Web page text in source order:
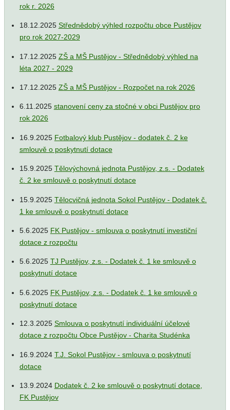
rok r. 2026
18.12.2025 Střednědobý výhled rozpočtu obce Pustějov
pro rok 2027-2029
17.12.2025 ZŠ a MŠ Pustějov - Střednědobý výhled na
léta 2027 - 2029
17.12.2025 ZŠ a MŠ Pustějov - Rozpočet na rok 2026
6.11.2025 stanovení ceny za stočné v obci Pustějov pro
rok 2026
16.9.2025 Fotbalový klub Pustějov - dodatek č. 2 ke
smlouvě o poskytnutí dotace
15.9.2025 Tělovýchovná jednota Pustějov, z.s. - Dodatek
č. 2 ke smlouvě o poskytnutí dotace
15.9.2025 Tělocvičná jednota Sokol Pustějov - Dodatek č.
1 ke smlouvě o poskytnutí dotace
5.6.2025 FK Pustějov - smlouva o poskytnutí investiční
dotace z rozpočtu
5.6.2025 TJ Pustějov, z.s. - Dodatek č. 1 ke smlouvě o
poskytnutí dotace
5.6.2025 FK Pustějov, z.s. - Dodatek č. 1 ke smlouvě o
poskytnutí dotace
12.3.2025 Smlouva o poskytnutí individuální účelové
dotace z rozpočtu Obce Pustějov - Charita Studénka
16.9.2024 T.J. Sokol Pustějov - smlouva o poskytnutí
dotace
13.9.2024 Dodatek č. 2 ke smlouvě o poskytnutí dotace,
FK Pustějov